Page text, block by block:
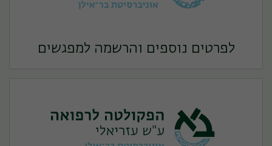
לפרטים נוספים והרשמה למפגשים